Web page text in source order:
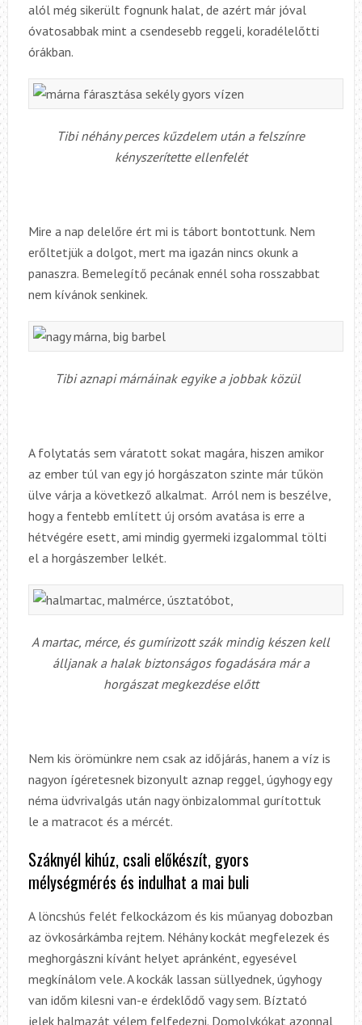
alól még sikerült fognunk halat, de azért már jóval
óvatosabbak mint a csendesebb reggeli, koradélelőtti
órákban.
Tibi néhány perces kűzdelem után a felszínre
kényszerítette ellenfelét
Mire a nap delelőre ért mi is tábort bontottunk. Nem
erőltetjük a dolgot, mert ma igazán nincs okunk a
panaszra. Bemelegítő pecának ennél soha rosszabbat
nem kívánok senkinek.
Tibi aznapi márnáinak egyike a jobbak közül
A folytatás sem váratott sokat magára, hiszen amikor
az ember túl van egy jó horgászaton szinte már tűkön
ülve várja a következő alkalmat. Arról nem is beszélve,
hogy a fentebb említett új orsóm avatása is erre a
hétvégére esett, ami mindig gyermeki izgalommal tölti
el a horgászember lelkét.
A martac, mérce, és gumírizott szák mindig készen kell
álljanak a halak biztonságos fogadására már a
horgászat megkezdése előtt
Nem kis örömünkre nem csak az időjárás, hanem a víz is
nagyon ígéretesnek bizonyult aznap reggel, úgyhogy egy
néma üdvrivalgás után nagy önbizalommal gurítottuk
le a matracot és a mércét.
Száknyél kihúz, csali előkészít, gyors
mélységmérés és indulhat a mai buli
A löncshús felét felkockázom és kis műanyag dobozban
az övkosárkámba rejtem. Néhány kockát megfelezek és
meghorgászni kívánt helyet apránként, egyesével
megkínálom vele. A kockák lassan süllyednek, úgyhogy
van időm kilesni van-e érdeklődő vagy sem. Bíztató
jelek halmazát vélem felfedezni. Domolykókat azonnal